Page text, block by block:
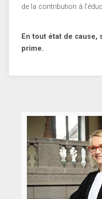
de la contribution à
En tout état de cause,
prime.